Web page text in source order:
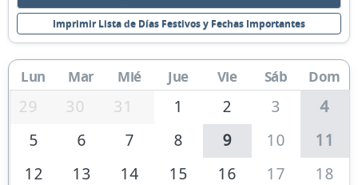
Imprimir Lista de Días Festivos y Fechas Importantes
Lun Mar Mié Jue Vie Sáb Dom
29 30 31 1 2 3
4
5
6 7 8 9 10
11
12
13 14 15 16 17
18